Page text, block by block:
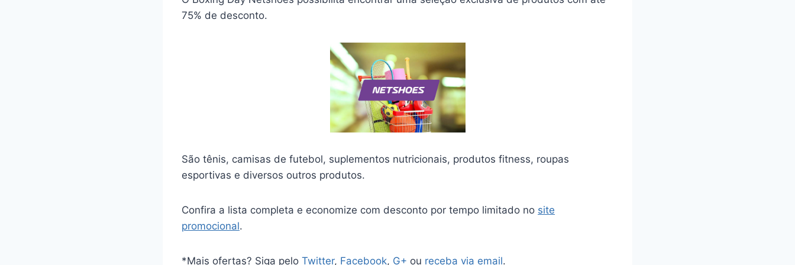
75% de desconto.
São tênis, camisas de futebol, suplementos nutricionais, produtos fitness, roupas
esportivas e diversos outros produtos.
Confira a lista completa e economize com desconto por tempo limitado no site
promocional.
*Mais ofertas? Siga pelo Twitter, Facebook, G+ ou receba via email.